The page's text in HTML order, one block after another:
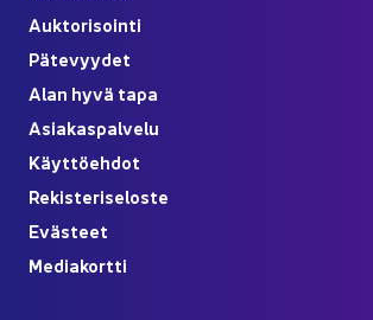
Auk­to­ri­soin­ti
Pä­te­vyy­det
Alan hyvä tapa
Asia­kas­pal­ve­lu
Käyt­tö­eh­dot
Re­kis­te­ri­se­los­te
Eväs­teet
Me­dia­kort­ti